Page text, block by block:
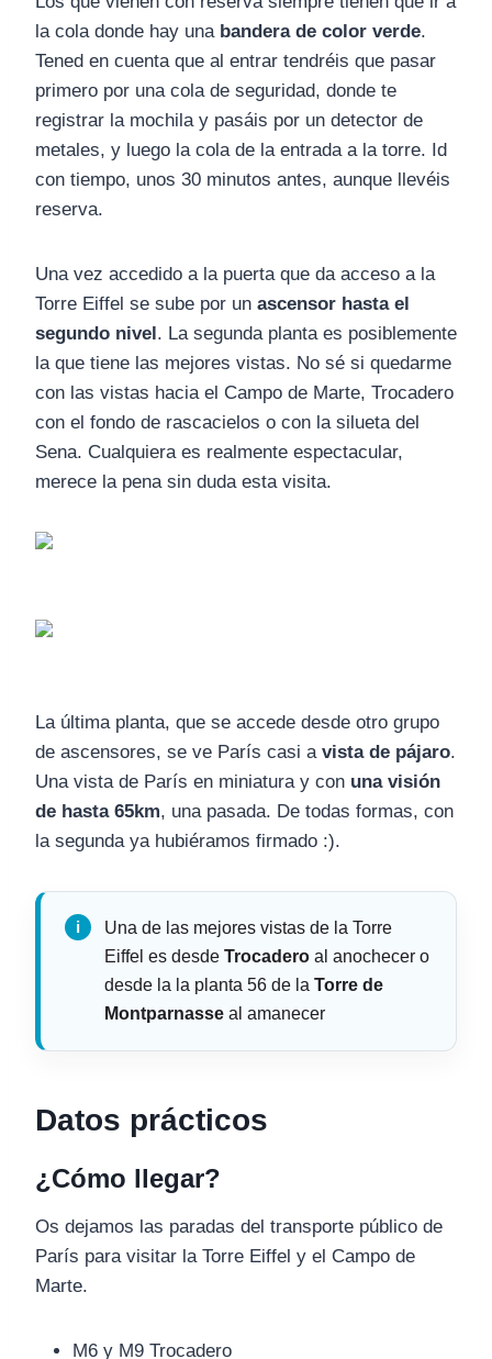
la cola donde hay una bandera de color verde.
Tened en cuenta que al entrar tendréis que pasar
primero por una cola de seguridad, donde te
registrar la mochila y pasáis por un detector de
metales, y luego la cola de la entrada a la torre. Id
con tiempo, unos 30 minutos antes, aunque llevéis
reserva.
Una vez accedido a la puerta que da acceso a la
Torre Eiffel se sube por un ascensor hasta el
segundo nivel. La segunda planta es posiblemente
la que tiene las mejores vistas. No sé si quedarme
con las vistas hacia el Campo de Marte, Trocadero
con el fondo de rascacielos o con la silueta del
Sena. Cualquiera es realmente espectacular,
merece la pena sin duda esta visita.
La última planta, que se accede desde otro grupo
de ascensores, se ve París casi a vista de pájaro.
Una vista de París en miniatura y con una visión
de hasta 65km, una pasada. De todas formas, con
la segunda ya hubiéramos firmado :).
Una de las mejores vistas de la Torre
Eiffel es desde Trocadero al anochecer o
desde la la planta 56 de la Torre de
Montparnasse al amanecer
Datos prácticos
¿Cómo llegar?
Os dejamos las paradas del transporte público de
París para visitar la Torre Eiffel y el Campo de
Marte.
M6 y M9 Trocadero